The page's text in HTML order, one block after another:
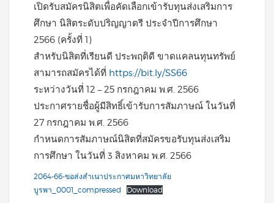
เปิดรับสมัครนิสิตเพื่อคัดเลือกเข้ารับทุนส่งเสริมการ
ศึกษา นิสิตระดับปริญญาตรี ประจำปีการศึกษา
2566 (ครั้งที่ 1)
สำหรับนิสิตที่เรียนดี ประพฤติดี ขาดแคลนทุนทรัพย์
สามารถสมัครได้ที่ https://bit.ly/SS66
ระหว่างวันที่ 12 – 25 กรกฎาคม พ.ศ. 2566
ประกาศรายชื่อผู้มีสิทธิ์เข้ารับการสัมภาษณ์ ในวันที่
27 กรกฎาคม พ.ศ. 2566
กำหนดการสัมภาษณ์นิสิตที่สมัครขอรับทุนส่งเสริม
การศึกษา ในวันที่ 3 สิงหาคม พ.ศ. 2566
2064-66-ขอส่งสำเนาประกาศมหาวิทยาลัย
บูรพา_0001_compressed
Download